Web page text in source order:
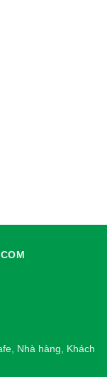
Nhà hàng, Khách